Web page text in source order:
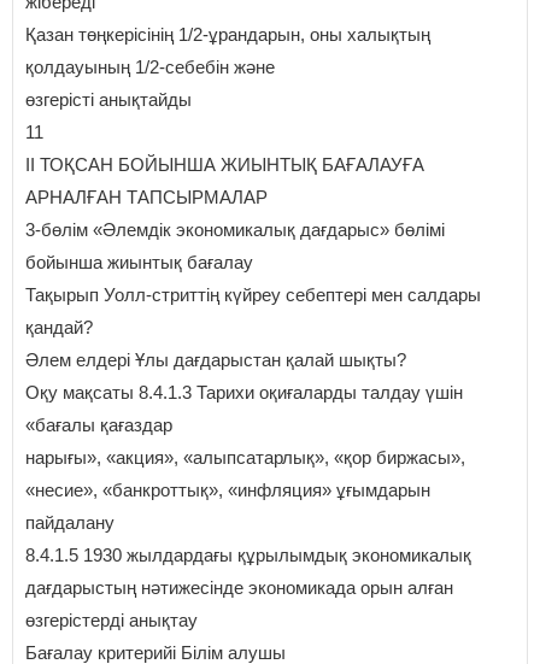
Қазан төңкерісінің 1/2-ұрандарын, оны халықтың
қолдауының 1/2-себебін және
өзгерісті анықтайды
11
ІІ ТОҚСАН БОЙЫНША ЖИЫНТЫҚ БАҒАЛАУҒА
АРНАЛҒАН ТАПСЫРМАЛАР
3-бөлім «Әлемдік экономикалық дағдарыс» бөлімі
бойынша жиынтық бағалау
Тақырып Уолл-стриттің күйреу себептері мен салдары
қандай?
Әлем елдері Ұлы дағдарыстан қалай шықты?
Оқу мақсаты 8.4.1.3 Тарихи оқиғаларды талдау үшін
«бағалы қағаздар
нарығы», «акция», «алыпсатарлық», «қор биржасы»,
«несие», «банкроттық», «инфляция» ұғымдарын
пайдалану
8.4.1.5 1930 жылдардағы құрылымдық экономикалық
дағдарыстың нәтижесінде экономикада орын алған
өзгерістерді анықтау
Бағалау критерийі Білім алушы